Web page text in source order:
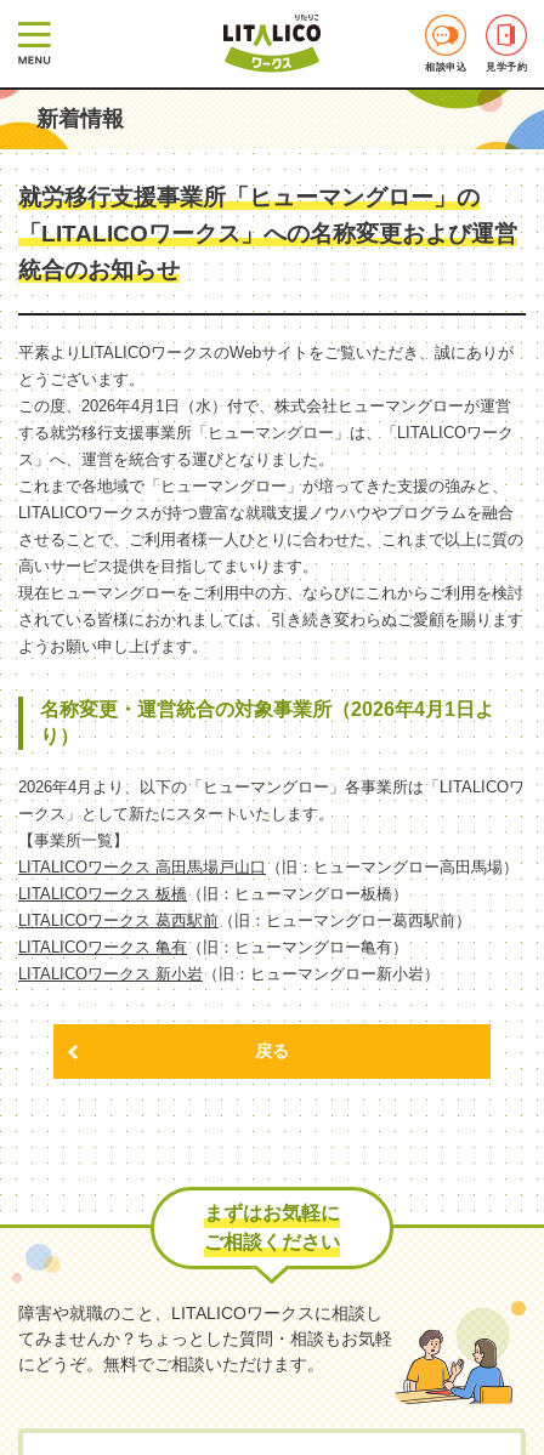
相談申込 見学予約
新着情報
就労移行支援事業所「ヒューマングロー」の
「LITALICOワークス」への名称変更および運営
統合のお知らせ
平素よりLITALICOワークスのWebサイトをご覧いただき、誠にありが
とうございます。
この度、2026年4月1日（水）付で、株式会社ヒューマングローが運営
する就労移行支援事業所「ヒューマングロー」は、「LITALICOワーク
ス」へ、運営を統合する運びとなりました。
これまで各地域で「ヒューマングロー」が培ってきた支援の強みと、
LITALICOワークスが持つ豊富な就職支援ノウハウやプログラムを融合
させることで、ご利用者様一人ひとりに合わせた、これまで以上に質の
高いサービス提供を目指してまいります。
現在ヒューマングローをご利用中の方、ならびにこれからご利用を検討
されている皆様におかれましては、引き続き変わらぬご愛顧を賜ります
ようお願い申し上げます。
名称変更・運営統合の対象事業所（2026年4月1日よ
り）
2026年4月より、以下の「ヒューマングロー」各事業所は「LITALICOワ
ークス」として新たにスタートいたします。
【事業所一覧】
LITALICOワークス 高田馬場戸山口 （旧：ヒューマングロー高田馬場）
LITALICOワークス 板橋（旧：ヒューマングロー板橋）
LITALICOワークス 葛西駅前 （旧：ヒューマングロー葛西駅前）
LITALICOワークス 亀有（旧：ヒューマングロー亀有）
LITALICOワークス 新小岩（旧：ヒューマングロー新小岩）
戻る
まずはお気軽に
ご相談ください
障害や就職のこと、LITALICOワークスに相談し
てみませんか？ちょっとした質問・相談もお気軽
にどうぞ。無料でご相談いただけます。